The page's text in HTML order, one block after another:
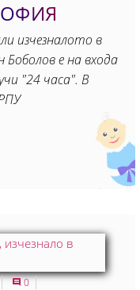
изчезналото в
е на входа
"24 часа". В
0